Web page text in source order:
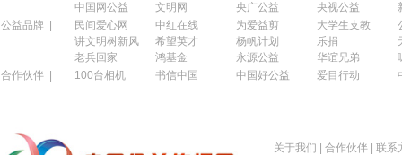
中国网公益
文明网 央广公益 央视公益
公益品牌 |
民间爱心网 中红在线 为爱益剪 大学生支教
讲文明树新风
希望英才 杨帆计划 乐捐
老兵回家
鸿基金 永源公益 华谊兄弟
合作伙伴 |
100台相机 书信中国 中国好公益 爱目行动
关于我们 合作伙伴 联系